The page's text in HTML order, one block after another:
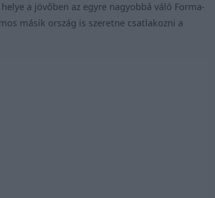
a jövőben az egyre nagyobbá váló Forma-
másik ország is szeretne csatlakozni a